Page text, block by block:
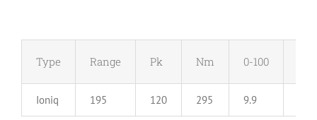
Type Range Pk Nm 0-100
Ioniq 195 120 295 9.9